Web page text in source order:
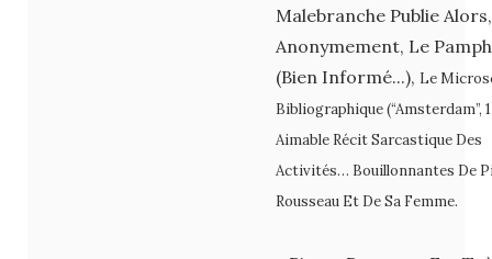
Malebranche Publie Alors,
Anonymement, Le
(bien Informé...), Le
Bibliographique(“Amsterdam”,
Aimable Récit Sarcastique Des
Activités… Bouillonnantes De
Rousseau Et De Sa Femme.